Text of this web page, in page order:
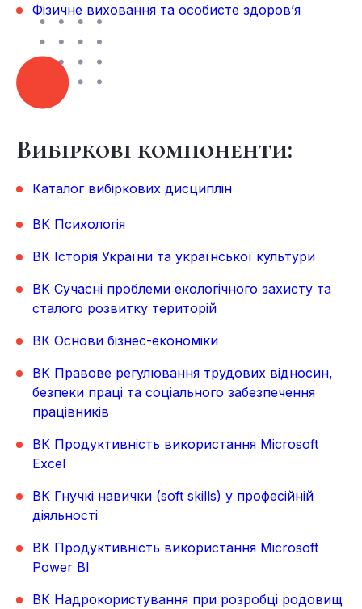
Фізичне виховання та особисте здоров’я
Вибіркові компоненти:
Каталог вибіркових дисциплін
ВК Психологія
ВК Історія України та української культури
ВК Сучасні проблеми екологічного захисту та
сталого розвитку територій
ВК Основи бізнес-економіки
ВК Правове регулювання трудових відносин,
безпеки праці та соціального забезпечення
працівників
ВК Продуктивність використання Microsoft
Excel
ВК Гнучкі навички (soft skills) у професійній
діяльності
ВК Продуктивність використання Microsoft
Power BI
ВК Надрокористування при розробці родовищ